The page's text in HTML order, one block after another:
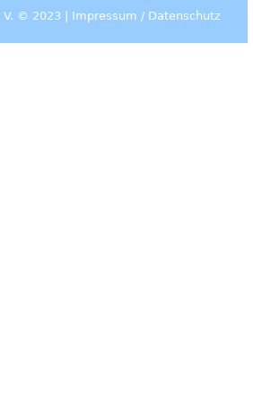
V. © 2023 | Impressum / Datenschutz